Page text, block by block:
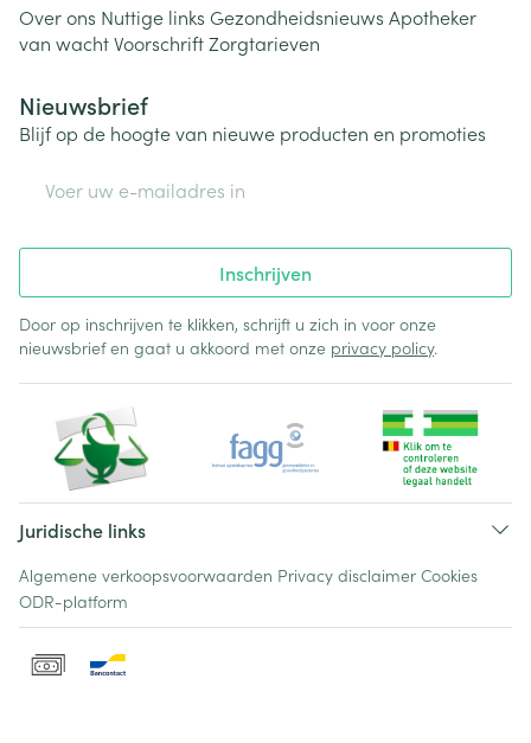
Over ons Nuttige links Gezondheidsnieuws Apotheker
van wachtVoorschriftZorgtarieven
Nieuwsbrief
Blijf op de hoogte van nieuwe producten en promoties
Inschrijven
Door op inschrijven te klikken, schrijft u zich in voor onze
nieuwsbrief en gaat u akkoord met onze privacy policy.
Juridische links
Algemene verkoopsvoorwaarden Privacy disclaimer Cookies
ODR-platform